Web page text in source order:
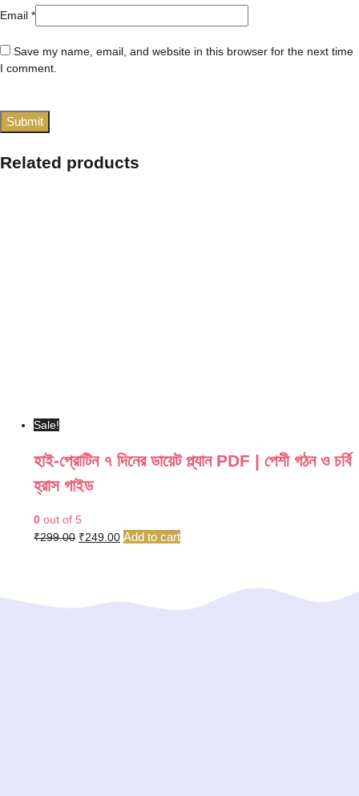
Email *
Save my name, email, and website in this browser for the next time
I comment.
Related products
Sale!
হাই-প্রোটিন ৭ দিনের ডায়েট প্ল্যান PDF | পেশী গঠন ও চর্বি
হ্রাস গাইড
0 out of 5
₹299.00 Original
₹249.00Current
Add to cart